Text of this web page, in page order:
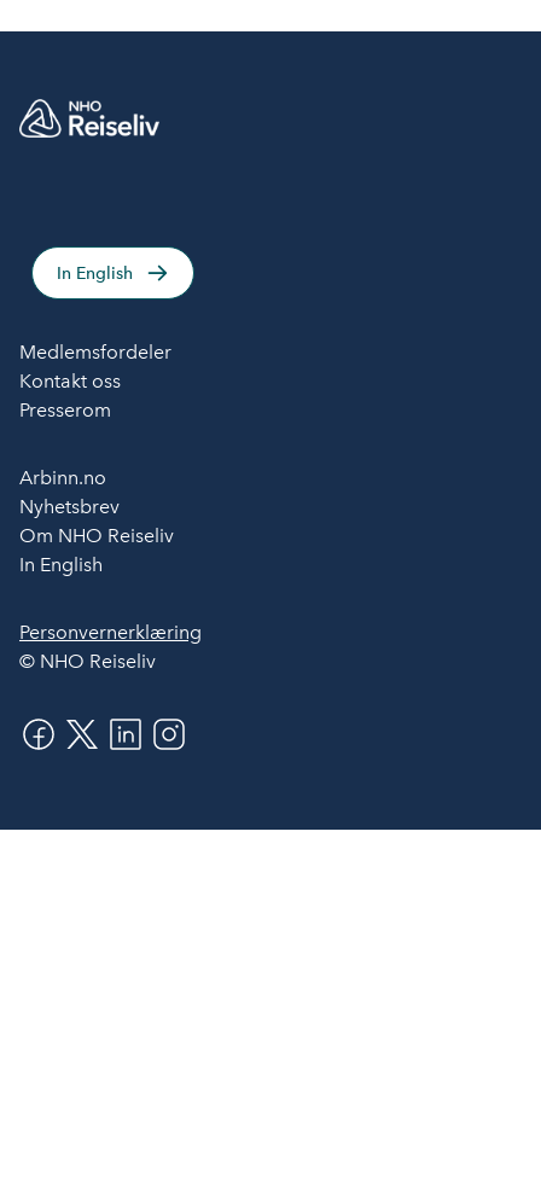
In English
Medlemsfordeler
Kontakt oss
Presserom
Arbinn.no
Nyhetsbrev
Om NHO Reiseliv
In English
Personvernerklæring
© NHO Reiseliv